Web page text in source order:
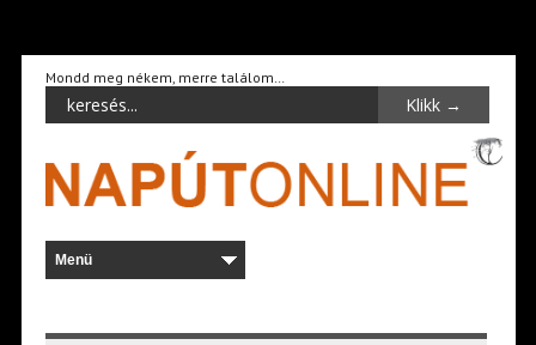
Mondd meg nékem, merre találom…